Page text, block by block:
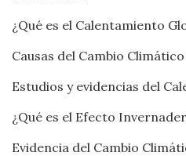
¿Qué es el Calentamiento
Causas del Cambio Climático
Estudios y evidencias del
¿Qué es el Efecto
Evidencia del Cambio